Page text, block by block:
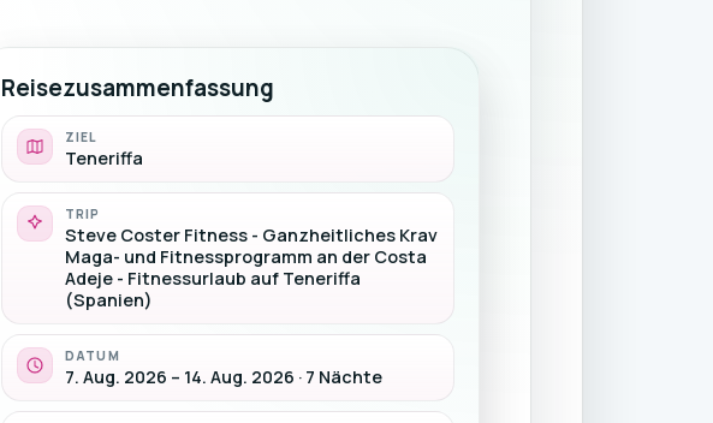
Reisezusammenfassung
ZIEL
Teneriffa
TRIP
Steve Coster Fitness - Ganzheitliches Krav
Maga- und Fitnessprogramm an der Costa
Adeje - Fitnessurlaub auf Teneriffa
(Spanien)
DATUM
7. Aug. 2026 – 14. Aug. 2026 · 7 Nächte